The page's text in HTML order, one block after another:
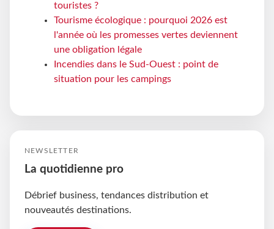
touristes ?
Tourisme écologique : pourquoi 2026 est
l'année où les promesses vertes deviennent
une obligation légale
Incendies dans le Sud-Ouest : point de
situation pour les campings
NEWSLETTER
La quotidienne pro
Débrief business, tendances distribution et
nouveautés destinations.